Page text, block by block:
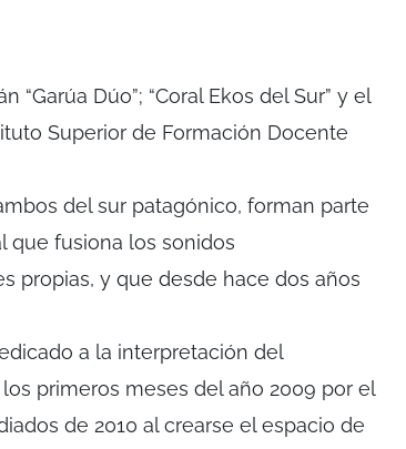
Dúo”; “Coral Ekos del Sur” y el
Superior de Formación Docente
del sur patagónico, forman parte
que fusiona los sonidos
propias, y que desde hace dos años
a la interpretación del
primeros meses del año 2009 por el
de 2010 al crearse el espacio de